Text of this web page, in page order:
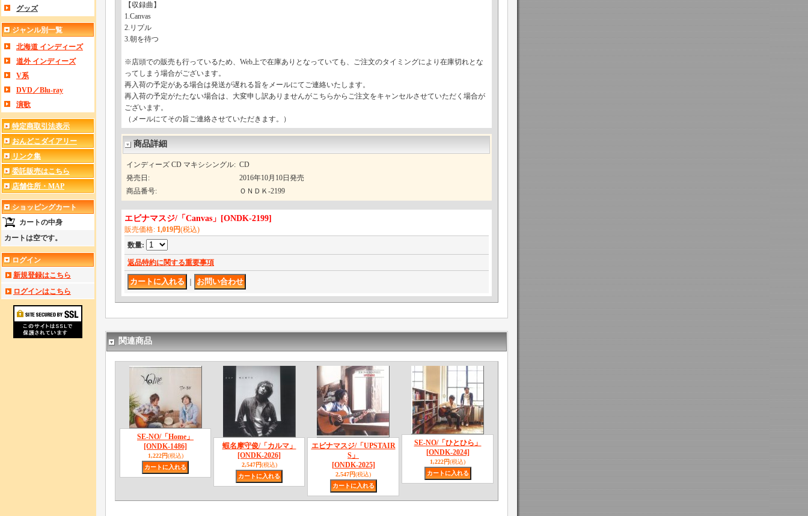
グッズ
ジャンル別一覧
北海道 インディーズ
道外 インディーズ
V系
DVD／Blu-ray
演歌
特定商取引法表示
おんどこダイアリー
リンク集
委託販売はこちら
店舗住所・MAP
ショッピングカート
カートの中身
カートは空です。
ログイン
新規登録はこちら
ログインはこちら
【収録曲】
1.Canvas
2.リプル
3.朝を待つ
※店頭での販売も行っているため、Web上で在庫ありとなっていても、ご注文のタイミングにより在庫切れとな
ってしまう場合がございます。
再入荷の予定がある場合は発送が遅れる旨をメールにてご連絡いたします。
再入荷の予定がたたない場合は、大変申し訳ありませんがこちらからご注文をキャンセルさせていただく場合が
ございます。
（メールにてその旨ご連絡させていただきます。）
商品詳細
インディーズ CD マキシシングル: CD
発売日 :
2016年10月10日発売
商品番号: ＯＮＤＫ-2199
エビナマスジ/「Canvas」 [ONDK-2199]
販売価格: 1,019円(税込)
数量:
返品特約に関する重要事項
関連商品
SE-NO/「Home」
[ONDK-1486]
1,222円(税込)
蝦名摩守俊/「カルマ」
[ONDK-2026]
2,547円(税込)
エビナマスジ/「UPSTAIR
S」
[ONDK-2025]
2,547円(税込)
SE-NO/「ひとひら」
[ONDK-2024]
1,222円(税込)